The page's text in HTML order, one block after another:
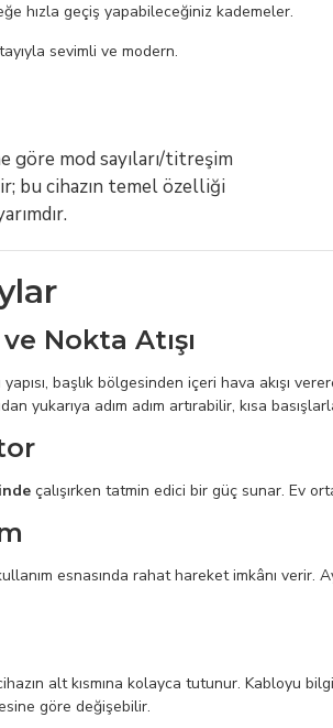
hızla geçiş yapabileceğiniz kademeler.
sevimli ve modern.
göre mod sayıları/titreşim
bu cihazın temel özelliği
Nokta Atışı
başlık bölgesinden içeri hava akışı
yukarıya adım adım artırabilir, kısa
çalışırken tatmin edici bir güç sunar. Ev
esnasında rahat hareket imkânı verir.
alt kısmına kolayca tutunur. Kabloyu
göre değişebilir.